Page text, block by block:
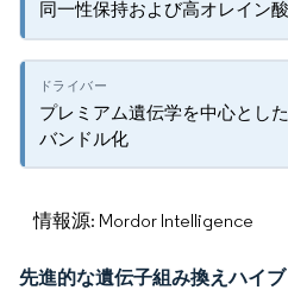
同一性保持および高オレイン
プレミアム遺伝学を中心とし
バンドル化
情報源: Mordor Intelligence
先進的な遺伝子組み換えハイ